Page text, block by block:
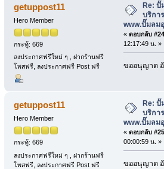
getuppost11
Hero Member
กระทู้: 669
ลงประกาศฟรีใหม่ ๆ , ฝากร้านฟรี
โพสฟรี, ลงประกาศฟรี Post ฟรี
Re: ปั๊
บริกา
www.ปั๊มลม
« ตอบกลับ
12:17:49 น. »
ขออนุญาต
getuppost11
Hero Member
กระทู้: 669
ลงประกาศฟรีใหม่ ๆ , ฝากร้านฟรี
โพสฟรี, ลงประกาศฟรี Post ฟรี
Re:
บริกา
www.ปั๊มลม
« ตอบกลับ
00:00:59 น. »
ขออนุญาต